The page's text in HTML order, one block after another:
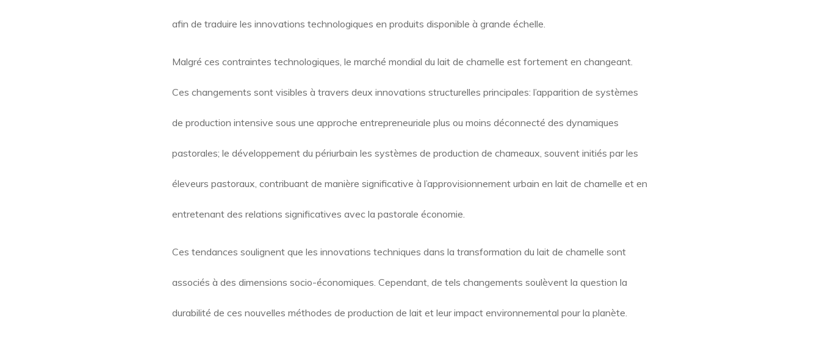
afin de traduire les innovations technologiques en produits disponible à grande échelle.
Malgré ces contraintes technologiques, le marché mondial du lait de chamelle est fortement en changeant.
Ces changements sont visibles à travers deux innovations structurelles principales: l’apparition de systèmes
de production intensive sous une approche entrepreneuriale plus ou moins déconnecté des dynamiques
pastorales; le développement du périurbain les systèmes de production de chameaux, souvent initiés par les
éleveurs pastoraux, contribuant de manière significative à l’approvisionnement urbain en lait de chamelle et en
entretenant des relations significatives avec la pastorale économie.
Ces tendances soulignent que les innovations techniques dans la transformation du lait de chamelle sont
associés à des dimensions socio-économiques. Cependant, de tels changements soulèvent la question la
durabilité de ces nouvelles méthodes de production de lait et leur impact environnemental pour la planète.